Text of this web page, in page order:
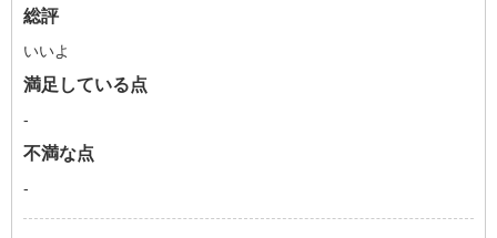
総評
いいよ
満足している点
-
不満な点
-